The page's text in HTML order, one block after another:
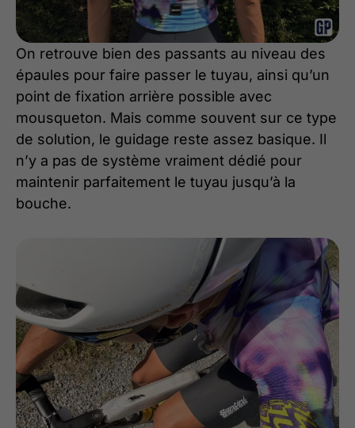
On retrouve bien des passants au niveau des
épaules pour faire passer le tuyau, ainsi qu’un
point de fixation arrière possible avec
mousqueton. Mais comme souvent sur ce type
de solution, le guidage reste assez basique. Il
n’y a pas de système vraiment dédié pour
maintenir parfaitement le tuyau jusqu’à la
bouche.